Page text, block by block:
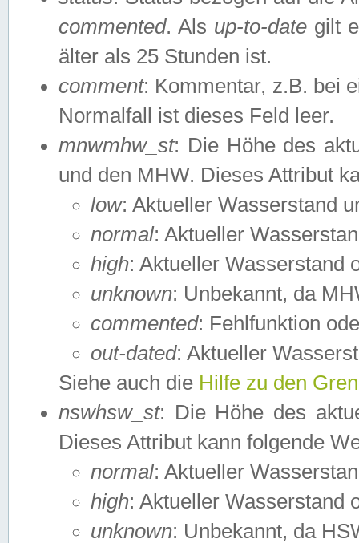
commented. Als up-to-date gilt
älter als 25 Stunden ist.
comment: Kommentar, z.B. bei
Normalfall ist dieses Feld leer.
mnwmhw_st: Die Höhe des
und den MHW. Dieses Attribut
low: Aktueller Wasserstand
normal: Aktueller
high: Aktueller Wasserstand
unknown: Unbekannt, da
commented: Fehlfunktion
out-dated: Aktueller
Siehe auch die Hilfe zu den
nswhsw_st: Die Höhe des
Dieses Attribut kann folgende
normal: Aktueller
high: Aktueller Wasserstand
unknown: Unbekannt, da